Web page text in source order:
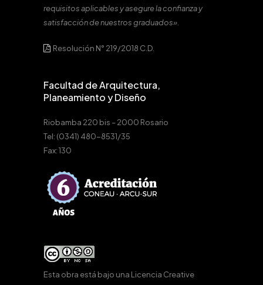
requisitos aplicables y asegure la confianza y
satisfacción de nuestros graduados».
Resolución N° 219/2018 C.D.
Facultad de Arquitectura,
Planeamiento y Diseño
Riobamba 220 bis – 2000 Rosario
Tel: (0341) 480-8531/35
Fax: 130
Esta obra está bajo una Licencia Creative